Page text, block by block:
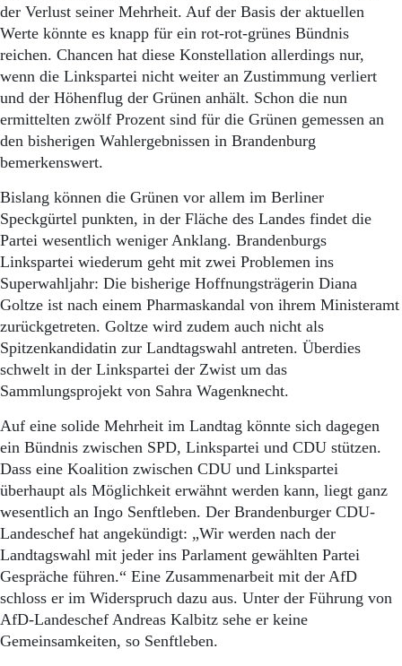
der Verlust seiner Mehrheit. Auf der Basis der aktuellen
Werte könnte es knapp für ein rot-rot-grünes Bündnis
reichen. Chancen hat diese Konstellation allerdings nur,
wenn die Linkspartei nicht weiter an Zustimmung verliert
und der Höhenflug der Grünen anhält. Schon die nun
ermittelten zwölf Prozent sind für die Grünen gemessen an
den bisherigen Wahlergebnissen in Brandenburg
bemerkenswert.
Bislang können die Grünen vor allem im Berliner
Speckgürtel punkten, in der Fläche des Landes findet die
Partei wesentlich weniger Anklang. Brandenburgs
Linkspartei wiederum geht mit zwei Problemen ins
Superwahljahr: Die bisherige Hoffnungsträgerin Diana
Goltze ist nach einem Pharmaskandal von ihrem Ministeramt
zurückgetreten. Goltze wird zudem auch nicht als
Spitzenkandidatin zur Landtagswahl antreten. Überdies
schwelt in der Linkspartei der Zwist um das
Sammlungsprojekt von Sahra Wagenknecht.
Auf eine solide Mehrheit im Landtag könnte sich dagegen
ein Bündnis zwischen SPD, Linkspartei und CDU stützen.
Dass eine Koalition zwischen CDU und Linkspartei
überhaupt als Möglichkeit erwähnt werden kann, liegt ganz
wesentlich an Ingo Senftleben. Der Brandenburger CDU-
Landeschef hat angekündigt: „Wir werden nach der
Landtagswahl mit jeder ins Parlament gewählten Partei
Gespräche führen.“ Eine Zusammenarbeit mit der AfD
schloss er im Widerspruch dazu aus. Unter der Führung von
AfD-Landeschef Andreas Kalbitz sehe er keine
Gemeinsamkeiten, so Senftleben.